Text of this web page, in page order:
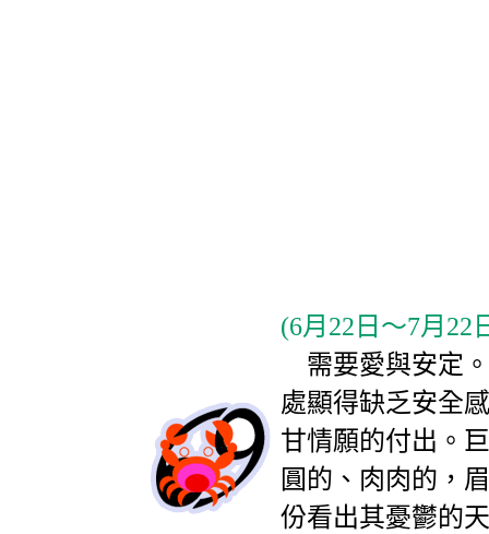
(6月22日～7月22
需要愛與安定
處顯得缺乏安全
甘情願的付出。
圓的、肉肉的，
份看出其憂鬱的